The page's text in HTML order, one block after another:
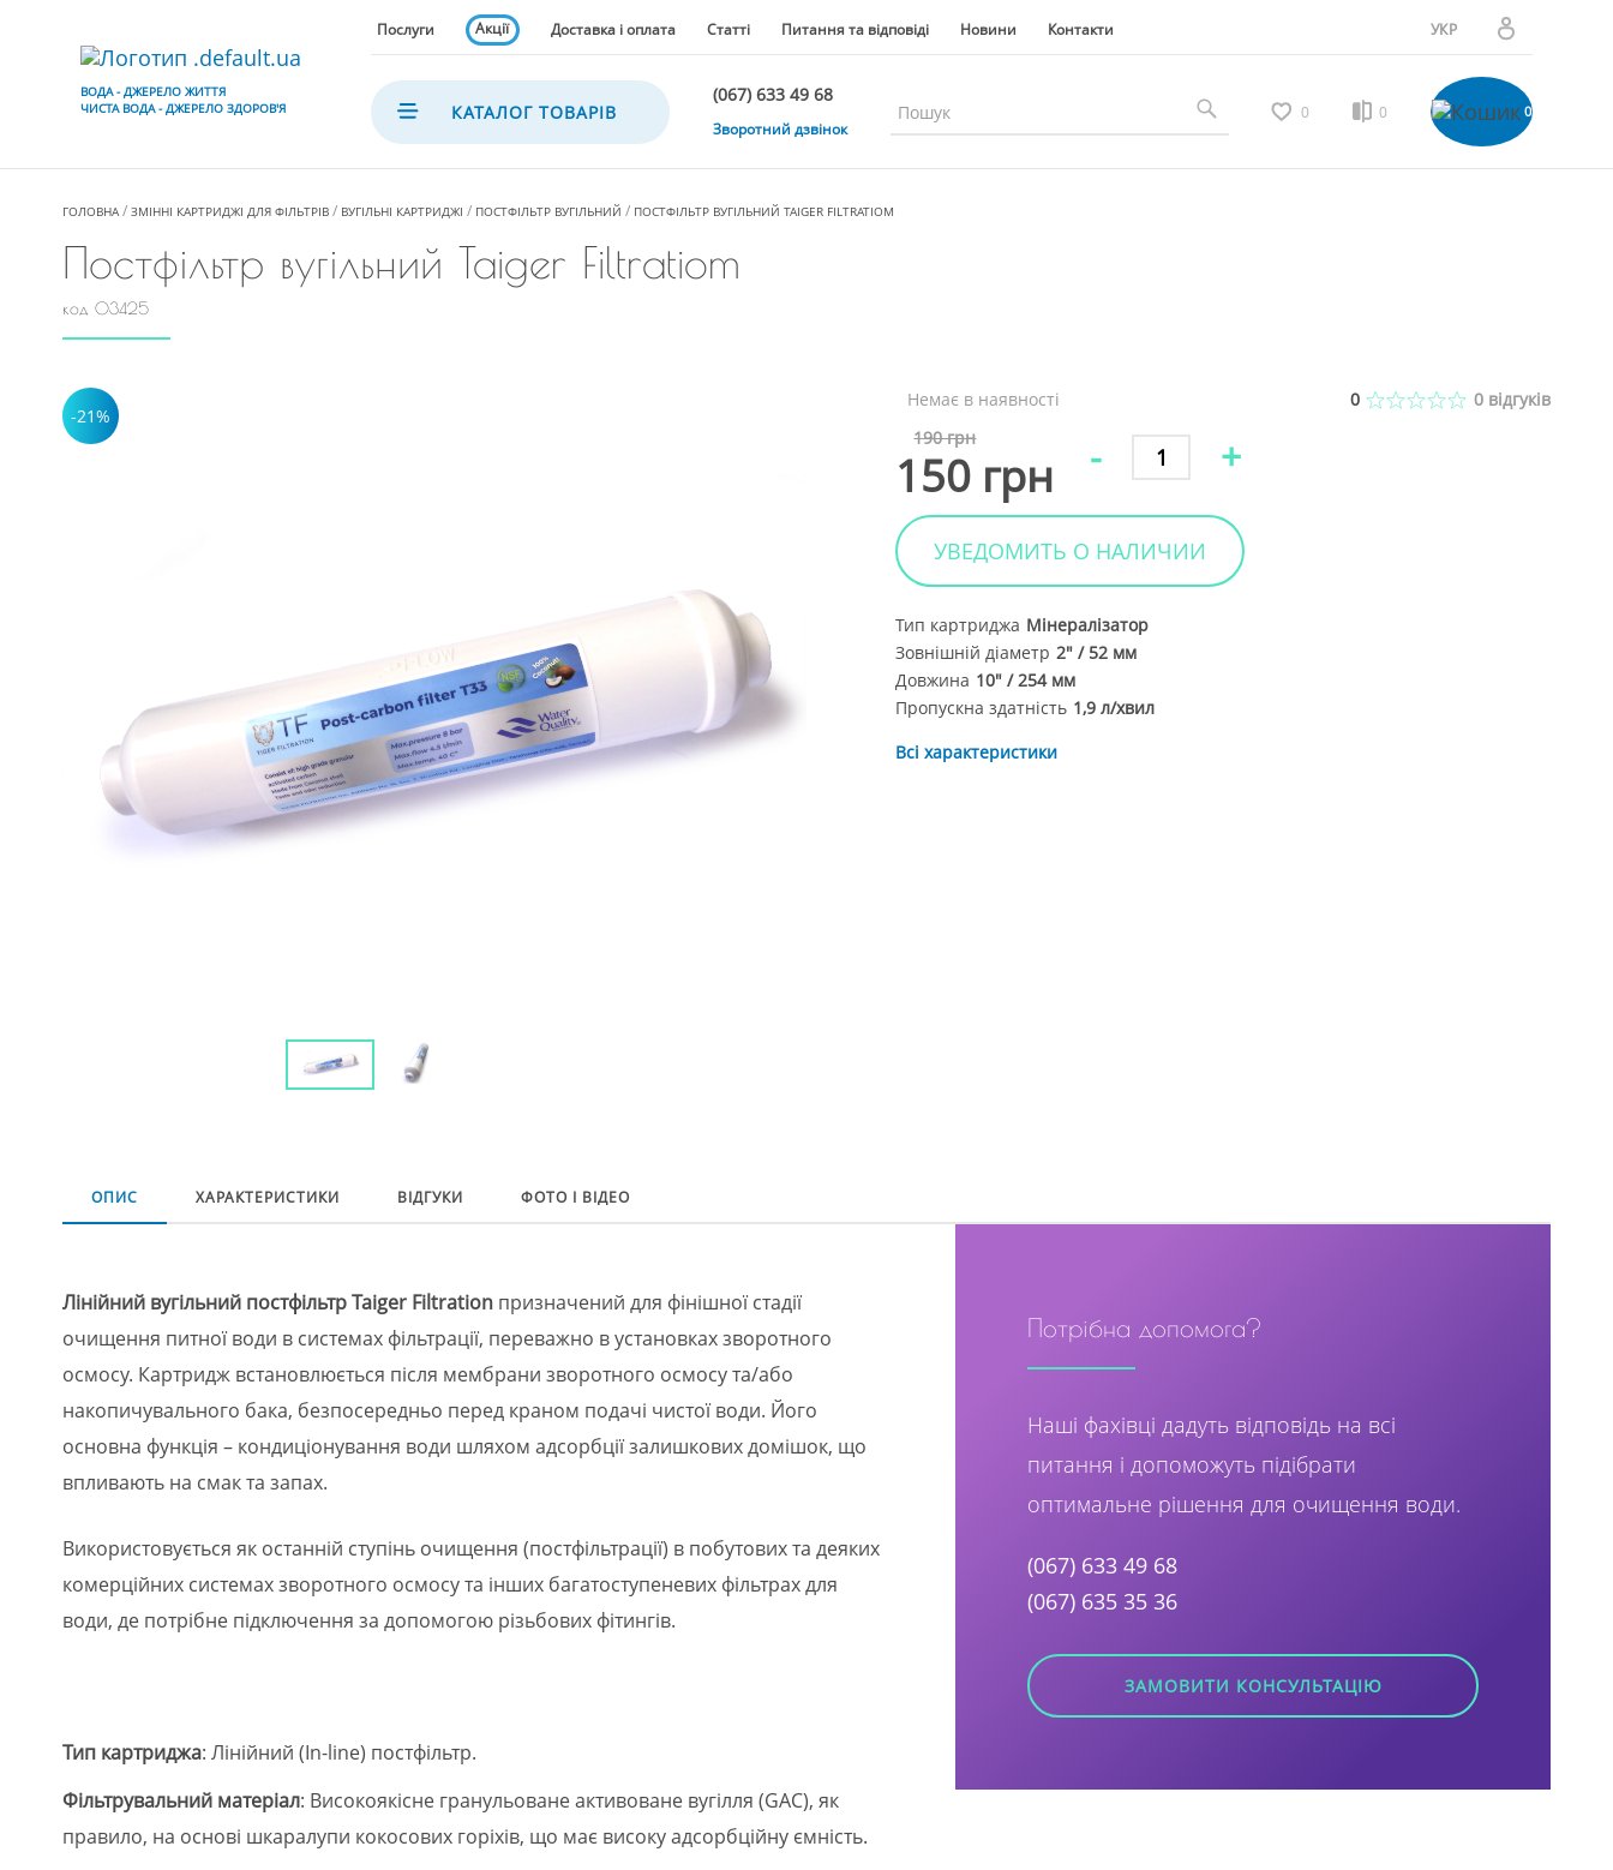
ВОДА - ДЖЕРЕЛО ЖИТТЯ
ЧИСТА ВОДА - ДЖЕРЕЛО ЗДОРОВ'Я
Послуги Акції Доставка і оплата Статті Питання та відповіді Новини Контакти
УКР
РУС
Особистий кабінет
КАТАЛОГ ТОВАРІВ
(067) 633 49 68
(067) 633 49 68
(067) 635 35 36
(050) 300 35 36
(044) 390 35 36
Зворотний дзвінок
0 0 0
ГОЛОВНА ЗМІННІ КАРТРИДЖІ ДЛЯ ФІЛЬТРІВ ВУГІЛЬНІ КАРТРИДЖІ ПОСТФІЛЬТР ВУГІЛЬНИЙ ПОСТФІЛЬТР ВУГІЛЬНИЙ TAIGER FILTRATIOM
Постфільтр вугільний Taiger Filtratiom
код 03425
-21%
Немає в наявності 0 0 відгуків
190 грн
150 грн - +
УВЕДОМИТЬ О НАЛИЧИИ
Тип картриджа Мінералізатор
Зовнішній діаметр 2" / 52 мм
Довжина 10" / 254 мм
Пропускна здатність 1,9 л/хвил
Всі характеристики
ОПИС ХАРАКТЕРИСТИКИ ВІДГУКИ ФОТО І ВІДЕО
Потрібна допомога?
Наші фахівці дадуть відповідь на всі
питання і допоможуть підібрати
оптимальне рішення для очищення води.
(067) 633 49 68
(067) 635 35 36
ЗАМОВИТИ КОНСУЛЬТАЦІЮ
Лінійний вугільний постфільтр Taiger Filtration призначений для фінішної стадії
очищення питної води в системах фільтрації, переважно в установках зворотного
осмосу. Картридж встановлюється після мембрани зворотного осмосу та/або
накопичувального бака, безпосередньо перед краном подачі чистої води. Його
основна функція – кондиціонування води шляхом адсорбції залишкових домішок, що
впливають на смак та запах.
Використовується як останній ступінь очищення (постфільтрації) в побутових та деяких
комерційних системах зворотного осмосу та інших багатоступеневих фільтрах для
води, де потрібне підключення за допомогою різьбових фітингів.
Тип картриджа: Лінійний (In-line) постфільтр.
Фільтрувальний матеріал: Високоякісне гранульоване активоване вугілля (GAC), як
правило, на основі шкаралупи кокосових горіхів, що має високу адсорбційну ємність.